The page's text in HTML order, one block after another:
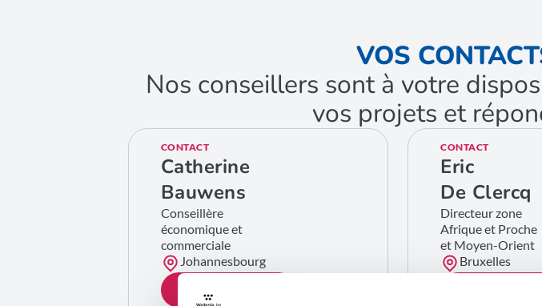
VOS
Nos conseillers sont à votre
vos projets et
CONTACT
Catherine
Bauwens
Conseillère
économique et
commerciale
Johannesbourg
CONTACT
Eric
De Clercq
Directeur zone
Afrique et Proche
et Moyen-Orient
Bruxelles